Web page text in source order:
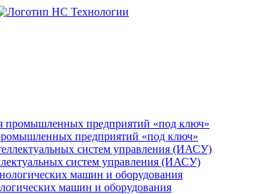
предприятий «под ключ»
систем управления (ИАСУ)
машин и оборудования